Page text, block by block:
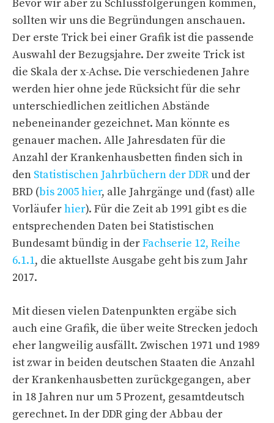
Bevor wir aber zu Schlussfolgerungen kommen,
sollten wir uns die Begründungen anschauen.
Der erste Trick bei einer Grafik ist die passende
Auswahl der Bezugsjahre. Der zweite Trick ist
die Skala der x-Achse. Die verschiedenen Jahre
werden hier ohne jede Rücksicht für die sehr
unterschiedlichen zeitlichen Abstände
nebeneinander gezeichnet. Man könnte es
genauer machen. Alle Jahresdaten für die
Anzahl der Krankenhausbetten finden sich in
den Statistischen Jahrbüchern der DDR und der
BRD (bis 2005 hier, alle Jahrgänge und (fast) alle
Vorläuferhier). Für die Zeit ab 1991 gibt es die
entsprechenden Daten bei Statistischen
Bundesamt bündig in derFachserie 12, Reihe
6.1.1, die aktuellste Ausgabe geht bis zum Jahr
2017.
Mit diesen vielen Datenpunkten ergäbe sich
auch eine Grafik, die über weite Strecken jedoch
eher langweilig ausfällt. Zwischen 1971 und 1989
ist zwar in beiden deutschen Staaten die Anzahl
der Krankenhausbetten zurückgegangen, aber
in 18 Jahren nur um 5 Prozent, gesamtdeutsch
gerechnet. In der DDR ging der Abbau der